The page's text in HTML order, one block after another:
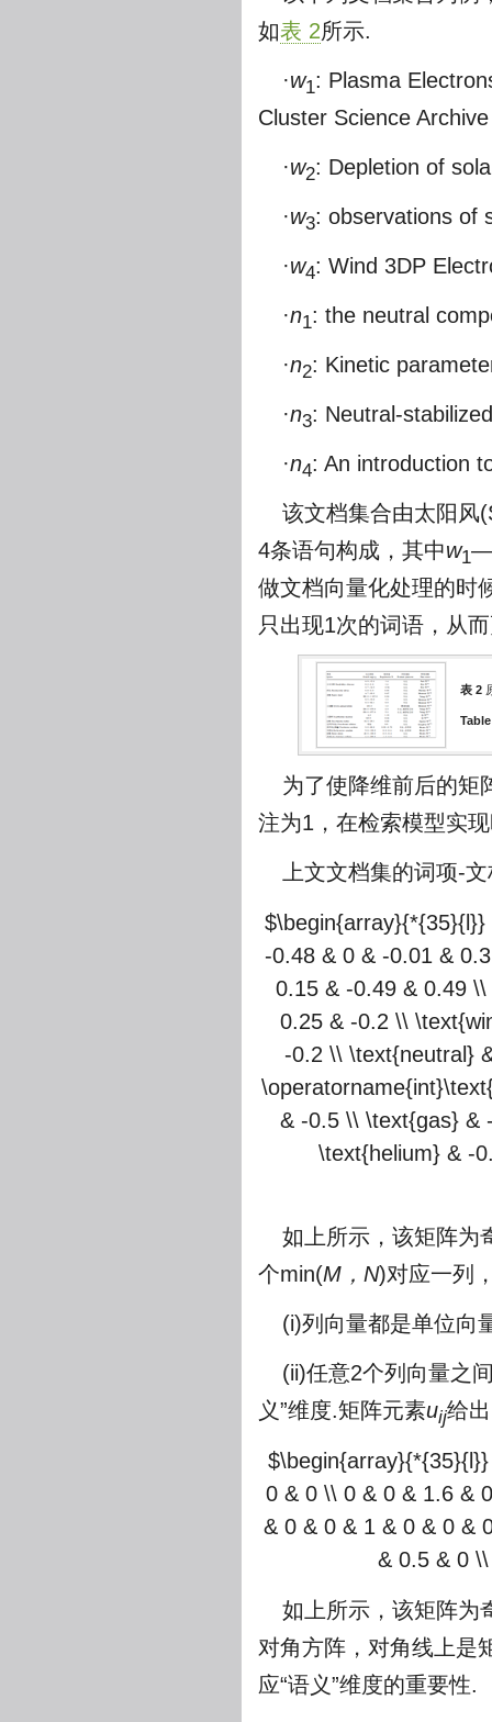
如表 2所示.
·w1: Plasma
Cluster Science Archive
·w2: Depletion of
·w3: observations of
·w4: Wind 3DP
·n1: the neutral
·n2: Kinetic
·n3: Neutral-
·n4: An introduction
该文档集合由太阳风
4条语句构成，其中w1—
做文档向量化处理的时
只出现1次的词语，从
表 2
为了使降维前后的矩
注为1，在检索模型实
上文文档集的词项-
-0.48 & 0 & -0.01 &
0.15 & -0.49 & 0.49
0.25 & -0.2 \\
-0.2 \\ \text{neutral}
& -0.5 \\ \text{gas} &
\text{helium} & -
如上所示，该矩阵为
个min(M，N)对应一列
(i)列向量都是单位向
(ii)任意2个列向量之
义”维度.矩阵元素uij给
0 & 0 \\ 0 & 0 & 1.6 &
& 0 & 0 & 1 & 0 & 0 &
& 0.5 & 0
如上所示，该矩阵为
对角方阵，对角线上是
应“语义”维度的重要性.